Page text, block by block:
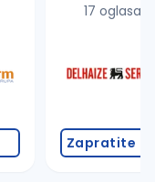
17 oglasa
Zapratite